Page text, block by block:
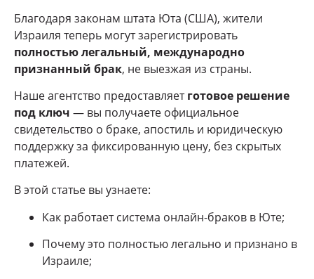
Благодаря законам штата Юта (США), жители
Израиля теперь могут зарегистрировать
полностью легальный, международно
признанный брак, не выезжая из страны.
Наше агентство предоставляетготовое решение
под ключ — вы получаете официальное
свидетельство о браке, апостиль и юридическую
поддержку за фиксированную цену, без скрытых
платежей.
В этой статье вы узнаете:
Как работает система онлайн-браков в Юте;
Почему это полностью легально и признано в
Израиле;